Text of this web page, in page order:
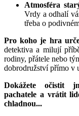
Atmosféra
Vrdy a odhalí
třeba o
Pro koho je hra
detektiva a milují
rodiny, přátele nebo
dobrodružství přímo v
Dokážete očistit
pachatele a vrátit
chladnou...